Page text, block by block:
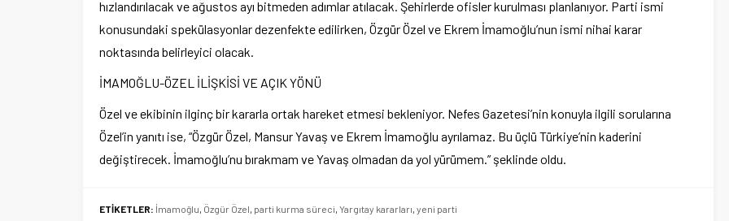
hızlandırılacak ve ağustos ayı bitmeden adımlar atılacak. Şehirlerde ofisler kurulması planlanıyor. Parti ismi
konusundaki spekülasyonlar dezenfekte edilirken, Özgür Özel ve Ekrem İmamoğlu’nun ismi nihai karar
noktasında belirleyici olacak.
İMAMOĞLU-ÖZEL İLİŞKİSİ VE AÇIK YÖNÜ
Özel ve ekibinin ilginç bir kararla ortak hareket etmesi bekleniyor. Nefes Gazetesi’nin konuyla ilgili sorularına
Özel’in yanıtı ise, “Özgür Özel, Mansur Yavaş ve Ekrem İmamoğlu ayrılamaz. Bu üçlü Türkiye’nin kaderini
değiştirecek. İmamoğlu’nu bırakmam ve Yavaş olmadan da yol yürümem.” şeklinde oldu.
ETİKETLER: İmamoğlu, Özgür Özel, parti kurma süreci, Yargıtay kararları, yeni parti